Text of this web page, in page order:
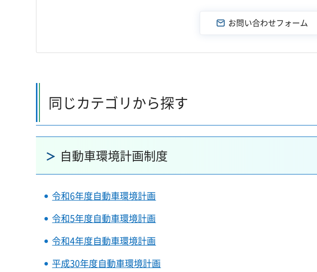
同じカテゴリから探す
自動車環境計画制度
令和6年度自動車環境計画
令和5年度自動車環境計画
令和4年度自動車環境計画
平成30年度自動車環境計画